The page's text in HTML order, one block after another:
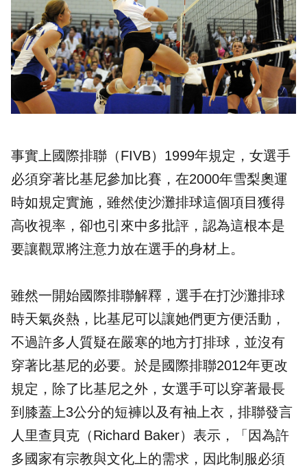
事實上國際排聯（FIVB）1999年規定，女選手
必須穿著比基尼參加比賽，在2000年雪梨奧運
時如規定實施，雖然使沙灘排球這個項目獲得
高收視率，卻也引來中多批評，認為這根本是
要讓觀眾將注意力放在選手的身材上。
雖然一開始國際排聯解釋，選手在打沙灘排球
時天氣炎熱，比基尼可以讓她們更方便活動，
不過許多人質疑在嚴寒的地方打排球，並沒有
穿著比基尼的必要。於是國際排聯2012年更改
規定，除了比基尼之外，女選手可以穿著最長
到膝蓋上3公分的短褲以及有袖上衣，排聯發言
人里查貝克（Richard Baker）表示，「因為許
多國家有宗教與文化上的需求，因此制服必須